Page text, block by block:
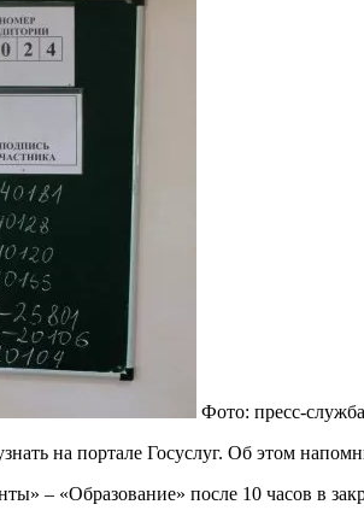
Фото: пресс-
на портале Госуслуг. Об этом
– «Образование» после 10 часов в